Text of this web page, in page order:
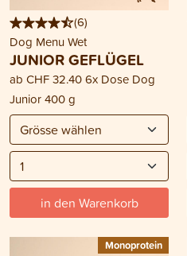
(6)
Dog Menu Wet
JUNIOR GEFLÜGEL
ab CHF 32.406x Dose Dog
Junior 400 g
in den Warenkorb
Monoprotein